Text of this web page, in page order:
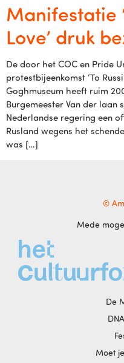
Manifestatie
Love’ druk
De door het COC en Pride
protestbijeenkomst ‘To
Goghmuseum heeft ruim
Burgemeester Van der laan
Nederlandse regering een
Rusland wegens het
was […]
©
Mede
De
Moet